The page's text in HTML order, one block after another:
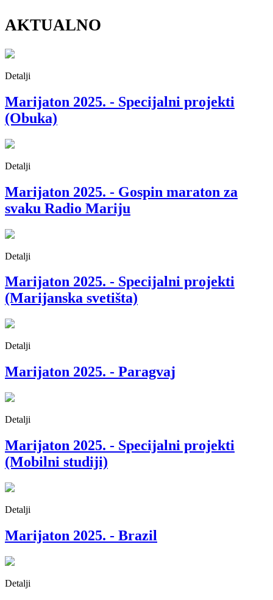
AKTUALNO
Detalji
Marijaton 2025. - Specijalni projekti
(Obuka)
Detalji
Marijaton 2025. - Gospin maraton za
svaku Radio Mariju
Detalji
Marijaton 2025. - Specijalni projekti
(Marijanska svetišta)
Detalji
Marijaton 2025. - Paragvaj
Detalji
Marijaton 2025. - Specijalni projekti
(Mobilni studiji)
Detalji
Marijaton 2025. - Brazil
Detalji